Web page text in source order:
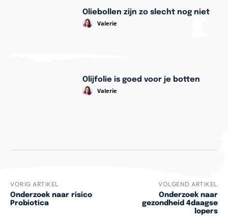
Oliebollen zijn zo slecht nog niet
Valerie
Olijfolie is goed voor je botten
Valerie
VORIG ARTIKEL
Onderzoek naar risico
Probiotica
VOLGEND ARTIKEL
Onderzoek naar
gezondheid 4daagse
lopers